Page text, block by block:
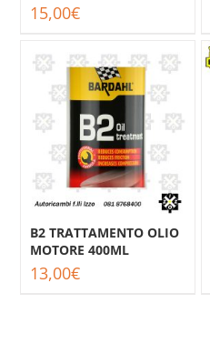
15,00€
B2 TRATTAMENTO OLIO
MOTORE 400ML
13,00€